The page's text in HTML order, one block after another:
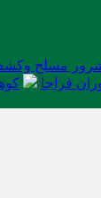
وکشف ۷۰۰ کیلوگرم مواد
فراجا